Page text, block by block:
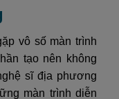
vô số màn trình
tạo nên không
sĩ địa phương
màn trình diễn